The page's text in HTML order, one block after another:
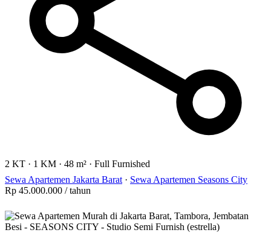
2 KT · 1 KM · 48 m² · Full Furnished
Sewa Apartemen Jakarta Barat · Sewa Apartemen Seasons City
Rp 45.000.000 / tahun